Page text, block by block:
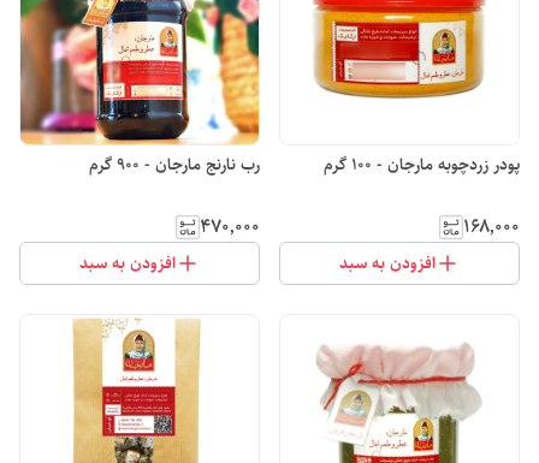
پودر زردچوبه مارجان - 100 گرم
۱۶۸٬۰۰۰
افزودن به سبد
رب نارنج مارجان - 900 گرم
۴۷۰٬۰۰۰
افزودن به سبد